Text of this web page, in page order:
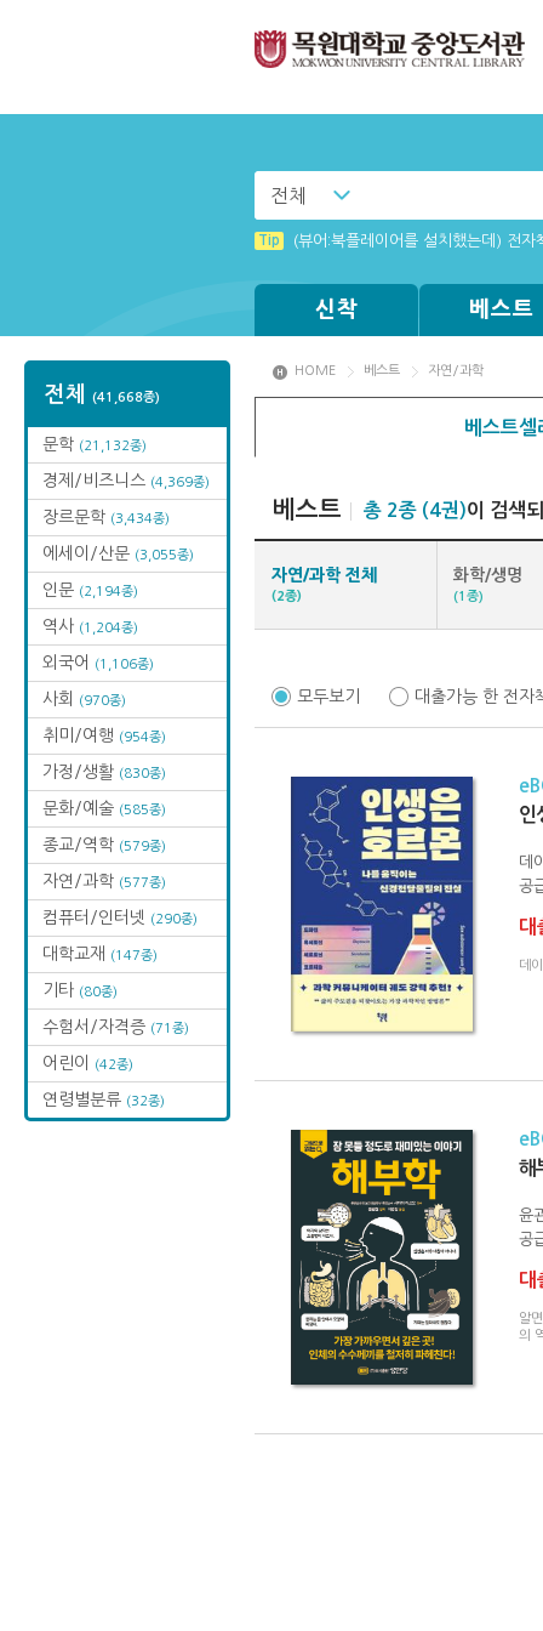
전체
Tip (뷰어:북플레이어를 설치했는데) 전자
신착 베스트
전체 (41,668종)
문학 (21,132종)
경제/비즈니스 (4,369종)
장르문학 (3,434종)
에세이/산문 (3,055종)
인문 (2,194종)
역사 (1,204종)
외국어 (1,106종)
사회 (970종)
취미/여행 (954종)
가정/생활 (830종)
문화/예술 (585종)
종교/역학 (579종)
자연/과학 (577종)
컴퓨터/인터넷 (290종)
대학교재 (147종)
기타 (80종)
수험서/자격증 (71종)
어린이 (42종)
연령별분류 (32종)
HOME 베스트 자연/과학
베스트
베스트 총 2종 (4권)이 검색
자연/과학 전체
(2종)
화학/생명
(1종)
모두보기 대출가능 한 전자
인
데
공
대
데
해
윤
공
대
알
의